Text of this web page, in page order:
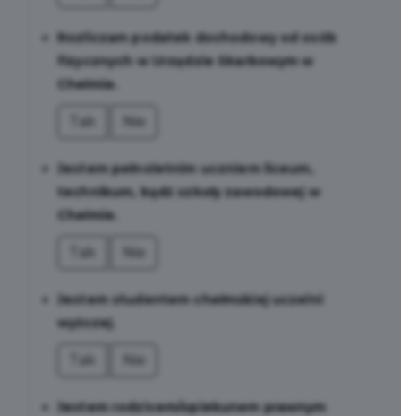
Rozliczam podatek dochodowy od osób
fizycznych w Urzędzie Skarbowym w
Chełmie.
Tak Nie
Jestem pełnoletnim uczniem liceum,
technikum, bądź szkoły zawodowej w
Chełmie.
Tak Nie
Jestem studentem chełmskiej uczelni
wyższej.
Tak Nie
Jestem rodzicem/opiekunem prawnym